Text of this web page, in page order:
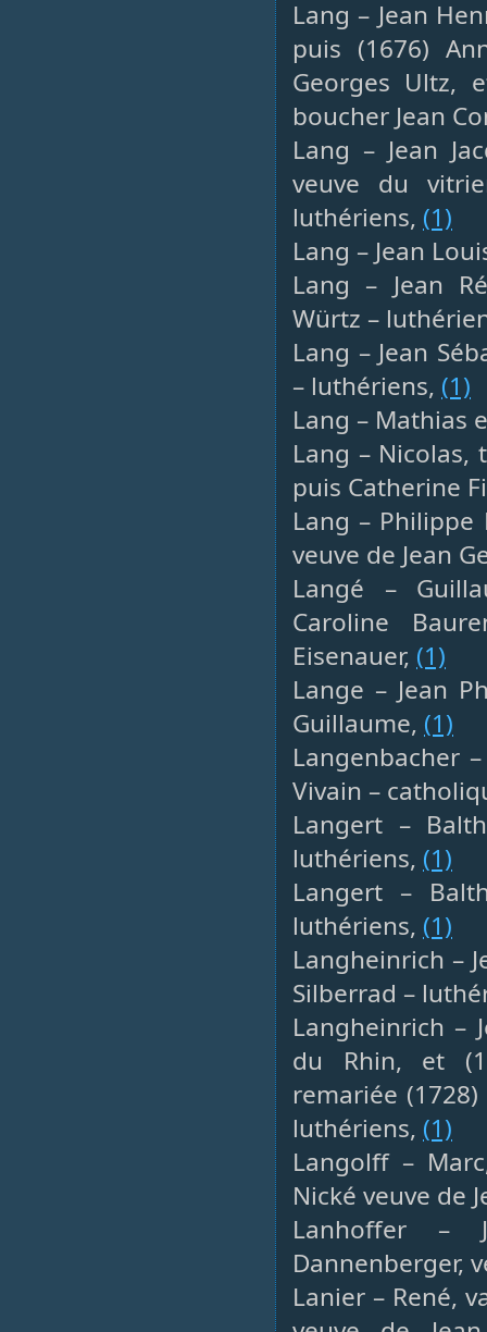
Lang – Jean
puis (1676)
Georges Ultz,
boucher Jean
Lang – Jean
veuve du
luthériens, (1)
Lang – Jean
Lang – Jean
Würtz –
Lang – Jean
– luthériens, (1)
Lang – Mathias
Lang – Nicolas,
puis Catherine
Lang – Philippe
veuve de Jean
Langé –
Caroline
Eisenauer, (1)
Lange – Jean
Guillaume, (1)
Langenbacher
Vivain –
Langert –
luthériens, (1)
Langert –
luthériens, (1)
Langheinrich –
Silberrad –
Langheinrich –
du Rhin, et
remariée
luthériens, (1)
Langolff –
Nické veuve de
Lanhoffer –
Dannenberger,
Lanier – René,